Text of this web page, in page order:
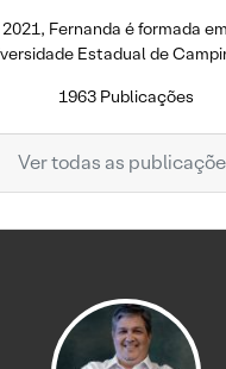
Fernanda é formada
Estadual de
1963 Publicações
Ver todas as